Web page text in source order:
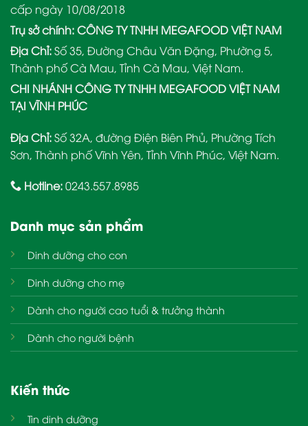
cấp ngày 10/08/2018
Trụ sở chính: CÔNG TY TNHH MEGAFOOD VIỆT NAM
Địa Chỉ:Số 35, Đường Châu Văn Đặng, Phường 5,
Thành phố Cà Mau, Tỉnh Cà Mau, Việt Nam.
CHI NHÁNH CÔNG TY TNHH MEGAFOOD VIỆT NAM
TẠI VĨNH PHÚC
Địa Chỉ:Số 32A, đường Điện Biên Phủ, Phường Tích
Sơn, Thành phố Vĩnh Yên, Tỉnh Vĩnh Phúc, Việt Nam.
Hotline:0243.557.8985
Danh mục sản phẩm
Dinh dưỡng cho con
Dinh dưỡng cho mẹ
Dành cho người cao tuổi & trưởng thành
Dành cho người bệnh
Kiến thức
Tin dinh dưỡng